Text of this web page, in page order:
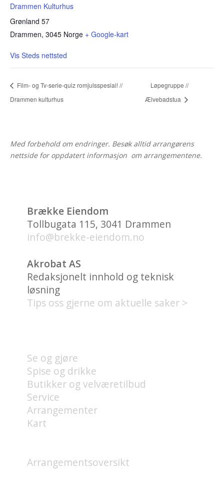
Drammen Kulturhus
Grønland 57
Drammen, 3045 Norge + Google-kart
Vis Steds nettsted
Film- og Tv-serie-quiz romjulsspesial! //
Drammen kulturhus
Løpegruppe //
Ælvebadstua
Med forbehold om endringer. Besøk alltid arrangørens
nettside for oppdatert informasjon om arrangementene.
Brække Eiendom
Tollbugata 115, 3041 Drammen
info@brekke-eiendom.no
Akrobat AS
Redaksjonelt innhold og teknisk
løsning
Tips oss gjerne om aktuelle saker >
Se og gjøre
Spise og drikke
Butikker og velværetilbud
Service
Arrangementer
Kart
Arrangementsoversikt